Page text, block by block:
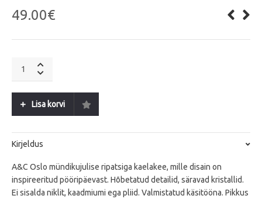
49.00€
Oslo
quantity
Lisa korvi
Kirjeldus
A&C Oslo mündikujulise ripatsiga kaelakee, mille disain on
inspireeritud pööripäevast. Hõbetatud detailid, säravad kristallid.
Ei sisalda niklit, kaadmiumi ega pliid. Valmistatud käsitööna. Pikkus